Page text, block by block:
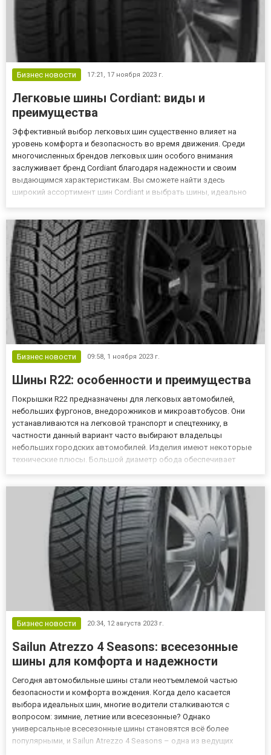
Бизнес новости 17:21, 17 ноября 2023 г.
Легковые шины Cordiant: виды и
преимущества
Эффективный выбор легковых шин существенно влияет на
уровень комфорта и безопасность во время движения. Среди
многочисленных брендов легковых шин особого внимания
заслуживает бренд Cordiant благодаря надежности и своим
выдающимся характеристикам. Вы сможете найти здесь
широкий ассортимент шин Cordiant и выбрать шины, идеально
их преимущества. Виды лег...
Бизнес новости 09:58, 1 ноября 2023 г.
Шины R22: особенности и преимущества
Покрышки R22 предназначены для легковых автомобилей,
небольших фургонов, внедорожников и микроавтобусов. Они
устанавливаются на легковой транспорт и спецтехнику, в
частности данный вариант часто выбирают владельцы
небольших городских автомобилей. Изделия имеют некоторые
технические плюсы. Большой диаметр обода обеспечивает
авто. Сезонные вариант...
Бизнес новости 20:34, 12 августа 2023 г.
Sailun Atrezzo 4 Seasons: всесезонные
шины для комфорта и надежности
Сегодня автомобильные шины стали неотъемлемой частью
безопасности и комфорта вождения. Когда дело касается
выбора идеальных шин, многие водители сталкиваются с
вопросом: зимние, летние или всесезонные? Однако
универсальные всесезонные шины становятся всё более
популярными, и Sailun Atrezzo 4 Seasons – одна из ведущих